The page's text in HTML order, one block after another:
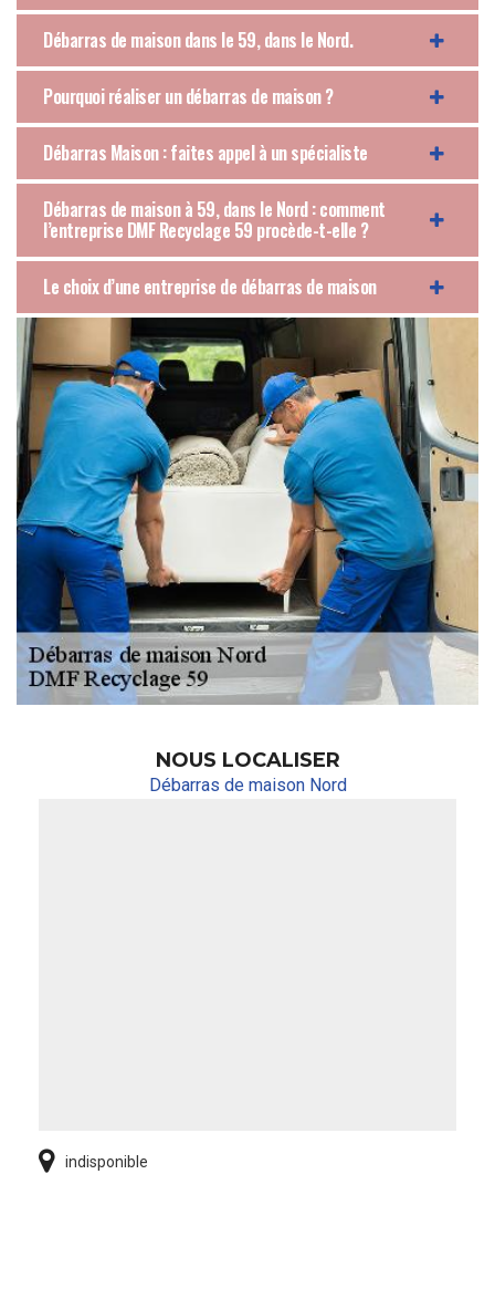
Débarras de maison dans le 59, dans le Nord.
Pourquoi réaliser un débarras de maison ?
Débarras Maison : faites appel à un spécialiste
Débarras de maison à 59, dans le Nord : comment
l’entreprise DMF Recyclage 59 procède-t-elle ?
Le choix d’une entreprise de débarras de maison
NOUS LOCALISER
Débarras de maison Nord
indisponible